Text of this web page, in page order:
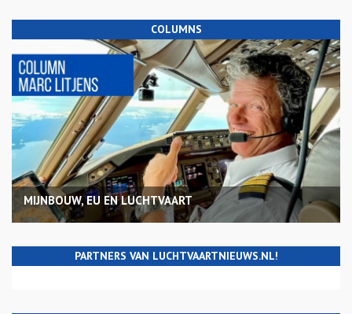
COLUMNS
MIJNBOUW, EU EN LUCHTVAART
PARTNERS VAN LUCHTVAARTNIEUWS.NL!